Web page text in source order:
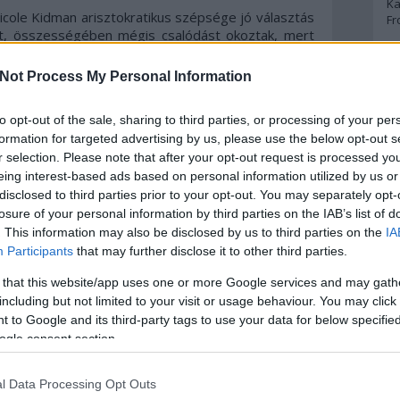
Process My Personal Information
opt-out of the sale, sharing to third parties, or processing of your
for targeted advertising by us, please use the below opt-out
selection. Please note that after your opt-out request is processed
interest-based ads based on personal information utilized by us
to third parties prior to your opt-out. You may separately
of your personal information by third parties on the IAB’s list of
This information may also be disclosed by us to third parties on the
Participants that may further disclose it to other third parties.
that this website/app uses one or more Google services and may
but not limited to your visit or usage behaviour. You may
to Google and its third-party tags to use your data for below
consent section.
Data Processing Opt Outs
Kidman arisztokratikus szépsége jó választás
összességében mégis csalódást okoztak, mert
a mély jellemábrázolás nem mindig
készült a forgatókönyv, amelynek voltak
a végtelen monológokban és az álom és a
a végén a néző csak zavartan néz ki a fejéből,
erősen korhatáros besorolást kapott, azóta az
orgiajelenetek ma már egy Trónok harca
okán, aki pedig azt hiszi, hogy jót
ágyjelenetein, az is csalódni fog. Erotikus
a meztelenség csak polgárpukkasztás eszköze
miközben a történet túlságosan
a szépen fotografált és koreografált jelenetek
a két és fél órás játékidőt nem sikerült érdemi
cserben hagyta a zsenialitása (mivel elhunyt,
soha nem tudjuk meg, hogy valóban ezt a
vinni, de ez sajnos nem sokat változtat a